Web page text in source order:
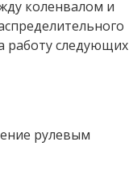
коленвалом и
работу следующих
рулевым